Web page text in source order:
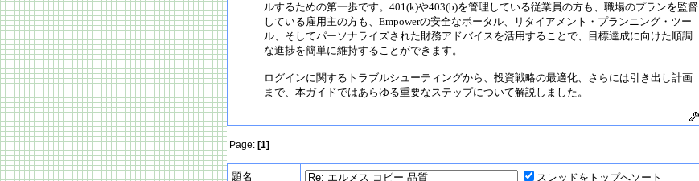
ルするための第一歩です。401(k)や403(b)を管理している従業員の方も、職場のプランを監督
している雇用主の方も、Empowerの安全なポータル、リタイアメント・プランニング・ツー
ル、そしてパーソナライズされた財務アドバイスを活用することで、目標達成に向けた順調
な進捗を簡単に維持することができます。
ログインに関するトラブルシューティングから、投資戦略の最適化、さらには引き出し計画
まで、本ガイドではあらゆる重要なステップについて解説しました。
Page: [1]
題名 スレッドをトップへソート